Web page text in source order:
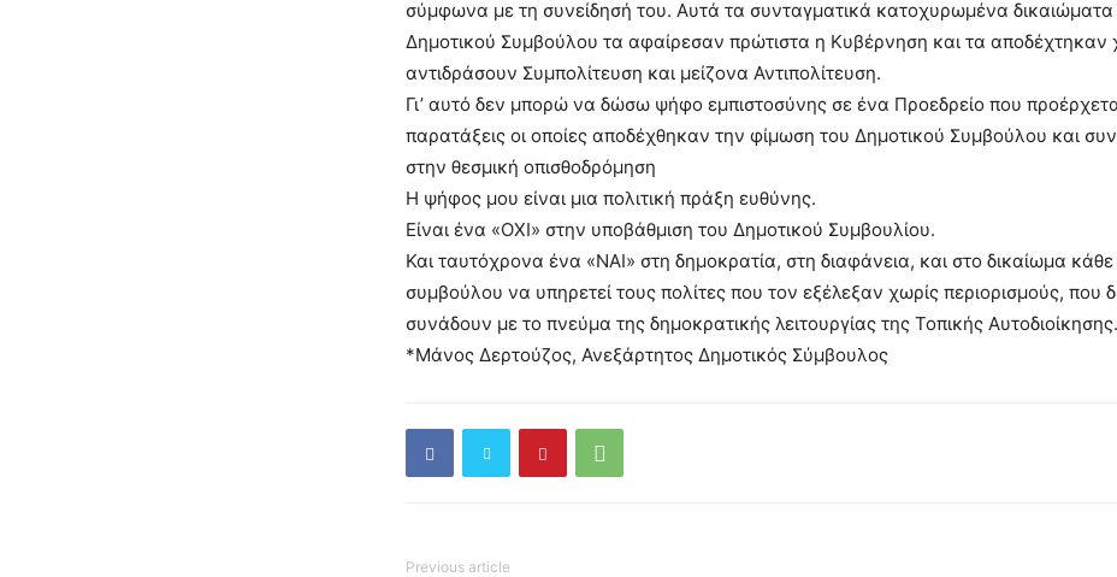
σύμφωνα με τη συνείδησή του. Αυτά τα συνταγματικά κατοχυρωμένα δικαιώματα
Δημοτικού Συμβούλου τα αφαίρεσαν πρώτιστα η Κυβέρνηση και τα αποδέχτηκαν
αντιδράσουν Συμπολίτευση και μείζονα Αντιπολίτευση.
Γι’ αυτό δεν μπορώ να δώσω ψήφο εμπιστοσύνης σε ένα Προεδρείο που
παρατάξεις οι οποίες αποδέχθηκαν την φίμωση του Δημοτικού Συμβούλου και
στην θεσμική οπισθοδρόμηση
Η ψήφος μου είναι μια πολιτική πράξη ευθύνης.
Είναι ένα «ΟΧΙ» στην υποβάθμιση του Δημοτικού Συμβουλίου.
Και ταυτόχρονα ένα «ΝΑΙ» στη δημοκρατία, στη διαφάνεια, και στο δικαίωμα κάθε
συμβούλου να υπηρετεί τους πολίτες που τον εξέλεξαν χωρίς περιορισμούς, που
συνάδουν με το πνεύμα της δημοκρατικής λειτουργίας της Τοπικής Αυτοδιοίκησης.
*Μάνος Δερτούζος, Ανεξάρτητος Δημοτικός Σύμβουλος
Previous article